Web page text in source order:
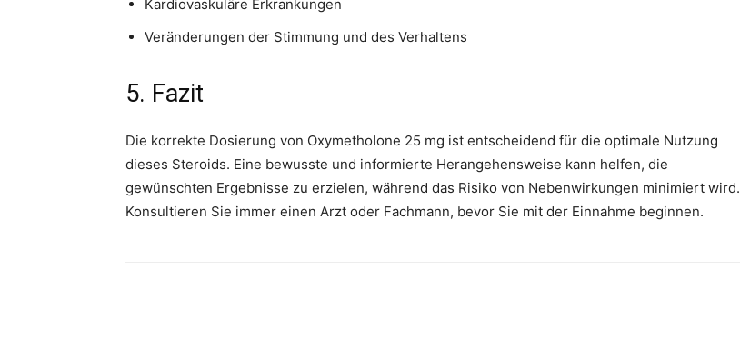
Kardiovaskuläre Erkrankungen
Veränderungen der Stimmung und des Verhaltens
5. Fazit
Die korrekte Dosierung von Oxymetholone 25 mg ist entscheidend für die optimale Nutzung
dieses Steroids. Eine bewusste und informierte Herangehensweise kann helfen, die
gewünschten Ergebnisse zu erzielen, während das Risiko von Nebenwirkungen minimiert wird.
Konsultieren Sie immer einen Arzt oder Fachmann, bevor Sie mit der Einnahme beginnen.